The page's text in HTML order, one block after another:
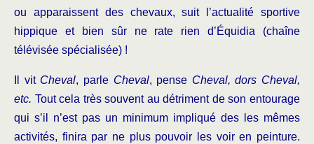
ou apparaissent des chevaux, suit l’actualité sportive
hippique et bien sûr ne rate rien d’Équidia (chaîne
télévisée spécialisée) !
Il vit Cheval, parle Cheval, pense Cheval, dors Cheval,
etc. Tout cela très souvent au détriment de son entourage
qui s’il n’est pas un minimum impliqué des les mêmes
activités, finira par ne plus pouvoir les voir en peinture.